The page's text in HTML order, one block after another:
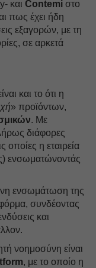
και Contemi στο
πως έχει ήδη
εξαγορών, με τη
σε αρκετά
και το ότι η
» προϊόντων,
. Με
διάφορες
οποίες η εταιρεία
ενσωματώνοντάς
ενσωμάτωση της
συνδέοντας
και
νοημοσύνη είναι
, με το οποίο η